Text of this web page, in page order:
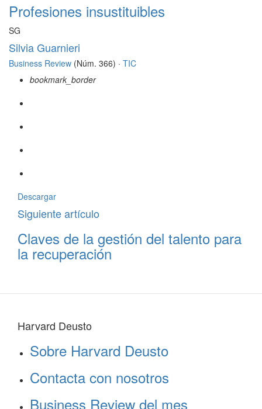
Profesiones insustituibles
SG
Silvia Guarnieri
Business Review (Núm. 366) · TIC
bookmark_border
Descargar
Siguiente artículo
Claves de la gestión del talento para
la recuperación
Harvard Deusto
Sobre Harvard Deusto
Contacta con nosotros
Business Review del mes